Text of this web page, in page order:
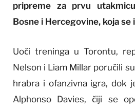
pripreme za prvu
Bosne i Hercegovine, koja se
Uoči treninga u Torontu,
Nelson i Liam Millar poručili
hrabra i ofanzivna igra, dok
Alphonso Davies, čiji se